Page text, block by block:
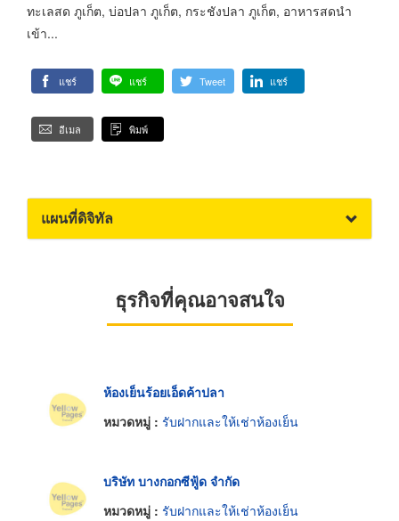
ทะเลสด ภูเก็ต, บ่อปลา ภูเก็ต, กระชังปลา ภูเก็ต, อาหารสดนำ
เข้า...
แชร์ แชร์ Tweet แชร์
อีเมล พิมพ์
แผนที่ดิจิทัล
ธุรกิจที่คุณอาจสนใจ
ห้องเย็นร้อยเอ็ดค้าปลา
หมวดหมู่ : รับฝากและให้เช่าห้องเย็น
บริษัท บางกอกซีฟู้ด จำกัด
หมวดหมู่ : รับฝากและให้เช่าห้องเย็น